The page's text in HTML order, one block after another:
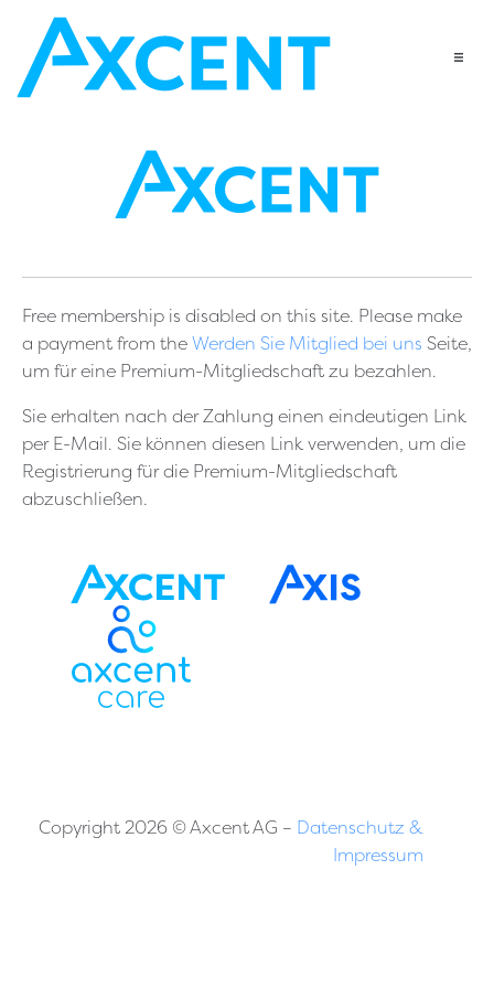
Free membership is disabled on this site. Please make
a payment from theWerden Sie Mitglied bei uns Seite,
um für eine Premium-Mitgliedschaft zu bezahlen.
Sie erhalten nach der Zahlung einen eindeutigen Link
per E-Mail. Sie können diesen Link verwenden, um die
Registrierung für die Premium-Mitgliedschaft
abzuschließen.
Copyright 2026 © Axcent AG – Datenschutz &
Impressum